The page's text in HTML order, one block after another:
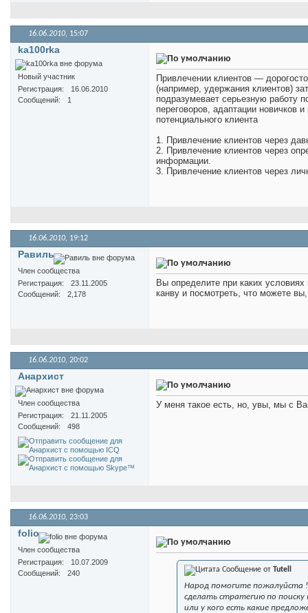
16.06.2010, 15:07
ka100rka
Новый участник
Регистрация
16.06.2010
Сообщений
1
Привлечении клиентов —
(например, удержания клиентов)
подразумевает серьезную работу
переговоров, адаптации новичков
потенциального клиента
1. Привлечение клиентов через
2. Привлечение клиентов через
информации.
3. Привлечение клиентов через
16.06.2010, 19:12
Равиль
Член сообщества
Регистрация
23.11.2005
Сообщений
2,178
Вы определите при каких
канву и посмотреть, что можете
16.06.2010, 20:02
Анархист
Член сообщества
Регистрация
21.11.2005
Сообщений
498
У меня такое есть, но, увы, мы с
16.06.2010, 23:03
folio
Член сообщества
Регистрация
10.07.2009
Сообщений
240 Сообщение от Tutell
Народ помогите пожалуйста
сделать стратегию по
или у кого есть какие